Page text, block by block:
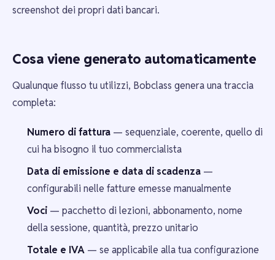
screenshot dei propri dati bancari.
Cosa viene generato automaticamente
Qualunque flusso tu utilizzi, Bobclass genera una traccia
completa:
Numero di fattura — sequenziale, coerente, quello di
cui ha bisogno il tuo commercialista
Data di emissione e data di scadenza —
configurabili nelle fatture emesse manualmente
Voci — pacchetto di lezioni, abbonamento, nome
della sessione, quantità, prezzo unitario
Totale e IVA — se applicabile alla tua configurazione